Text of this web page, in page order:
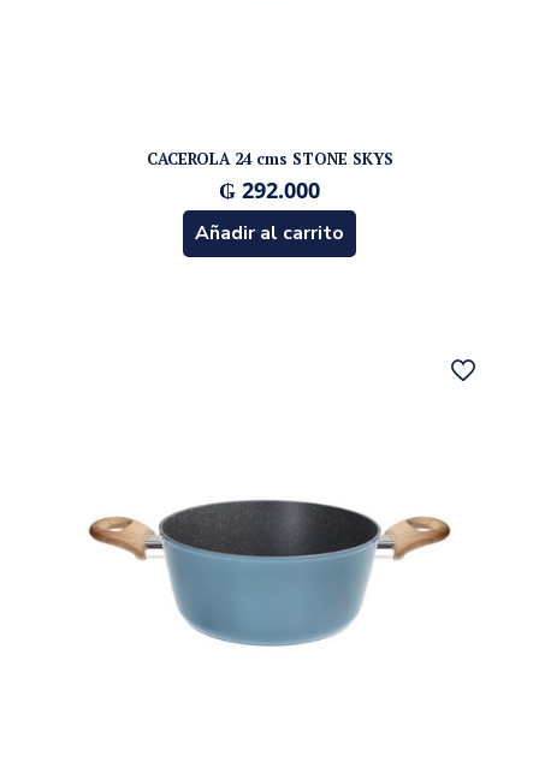
CACEROLA 24 cms STONE SKYS
₲ 292.000
Añadir al carrito